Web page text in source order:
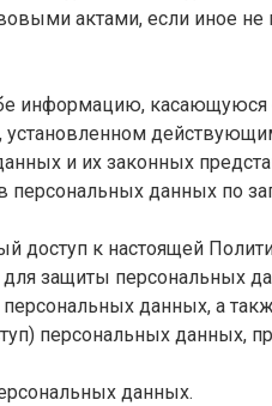
актами, если иное
информацию,
и их законных
данных по
доступ к настоящей
защиты персональных
персональных данных, а
персональных данных,
данных.